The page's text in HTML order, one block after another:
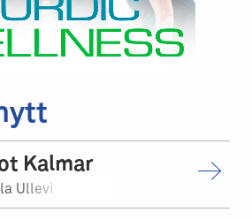
Kalmar
Ullevi